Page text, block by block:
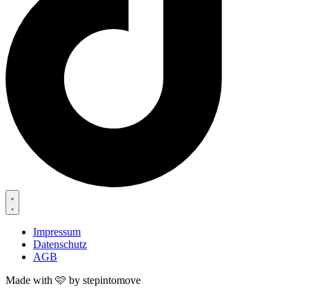
Impressum
Datenschutz
AGB
Made with 🩷 by stepintomove